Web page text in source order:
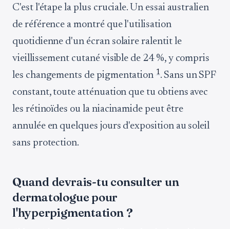
C'est l'étape la plus cruciale. Un essai australien
de référence a montré que l'utilisation
quotidienne d'un écran solaire ralentit le
vieillissement cutané visible de 24 %, y compris
les changements de pigmentation1. Sans un SPF
constant, toute atténuation que tu obtiens avec
les rétinoïdes ou la niacinamide peut être
annulée en quelques jours d'exposition au soleil
sans protection.
Quand devrais-tu consulter un
dermatologue pour
l'hyperpigmentation ?